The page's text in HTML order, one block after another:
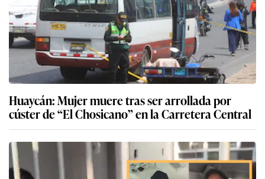
Huaycán: Mujer muere tras ser arrollada por
cúster de “El Chosicano” en la Carretera Central